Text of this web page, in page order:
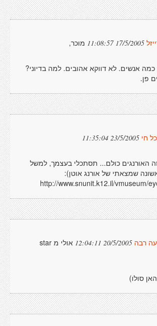
17/5/2005 11:08:57 מוכר,
כמה אנשים. לא דווקא אהובים. למה בדיוני?
פן.
חי 23/5/2005 11:35:04
האורנגים כולם... תסתכלי בעצמך, למשל
שמצאתי של אורנג אוטן):
http://www.snunit.k12.il/vmuseum/
רבה 20/5/2005 12:04:11
אולי מ star
סולו)